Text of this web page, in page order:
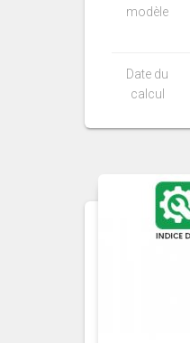
modèle
Date du
calcul